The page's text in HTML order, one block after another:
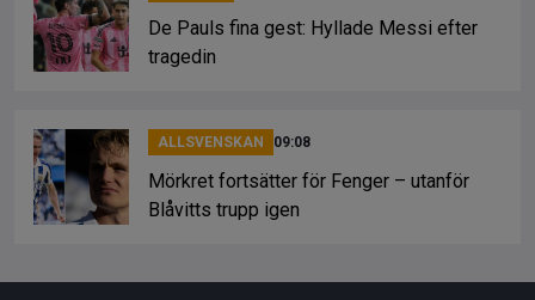
De Pauls fina gest: Hyllade Messi efter
tragedin
ALLSVENSKAN 09:08
Mörkret fortsätter för Fenger – utanför
Blåvitts trupp igen